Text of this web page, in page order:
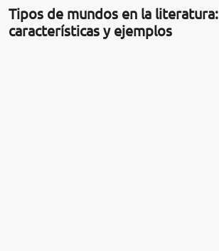
Tipos de mundos en la literatura:
características y ejemplos